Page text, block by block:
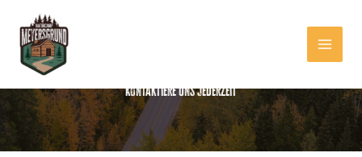
Inhalt
springen
Kontaktiere uns jederzeit